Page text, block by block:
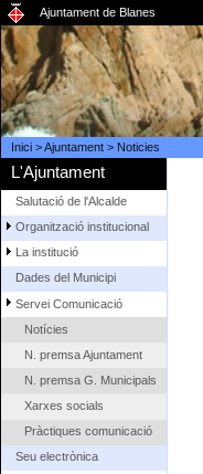
Ajuntament de Blanes
Inici>Ajuntament> Noticies
L'Ajuntament
Salutació de l'Alcalde
Organització institucional
La institució
Dades del Municipi
Servei Comunicació
Notícies
N. premsa Ajuntament
N. premsa G. Municipals
Xarxes socials
Pràctiques comunicació
Seu electrònica